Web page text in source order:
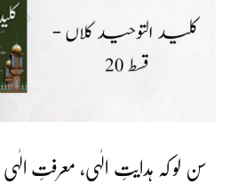
سن لو کہ ہدایتِ الٰہی، معرفتِ الٰہی